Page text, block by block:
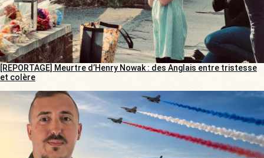
[REPORTAGE] Meurtre d’Henry Nowak : des Anglais entre tristesse
et colère